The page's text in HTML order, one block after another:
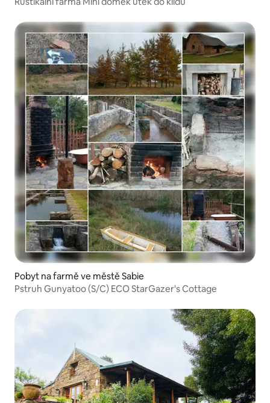
Pobyt na farmě ve městě Sabie
Pstruh Gunyatoo (S/C) ECO StarGazer's Cottage